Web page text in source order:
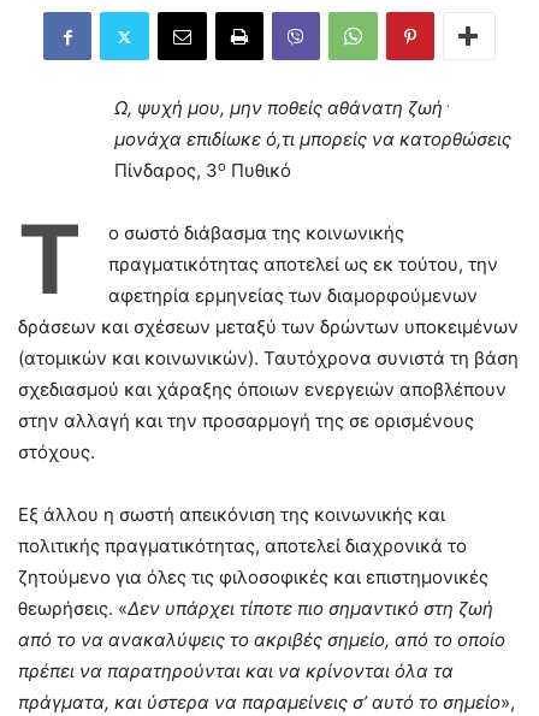
Ω, ψυχή μου, μην ποθείς αθάνατη ζωή ﮲
μονάχα επιδίωκε ό,τι μπορείς να κατορθώσεις
Πίνδαρος, 3ο Πυθικό
Τ
ο σωστό διάβασμα της κοινωνικής
πραγματικότητας αποτελεί ως εκ τούτου, την
αφετηρία ερμηνείας των διαμορφούμενων
δράσεων και σχέσεων μεταξύ των δρώντων υποκειμένων
(ατομικών και κοινωνικών). Ταυτόχρονα συνιστά τη βάση
σχεδιασμού και χάραξης όποιων ενεργειών αποβλέπουν
στην αλλαγή και την προσαρμογή της σε ορισμένους
στόχους.
Εξ άλλου η σωστή απεικόνιση της κοινωνικής και
πολιτικής πραγματικότητας, αποτελεί διαχρονικά το
ζητούμενο για όλες τις φιλοσοφικές και επιστημονικές
θεωρήσεις. «Δεν υπάρχει τίποτε πιο σημαντικό στη ζωή
από το να ανακαλύψεις το ακριβές σημείο, από το οποίο
πρέπει να παρατηρούνται και να κρίνονται όλα τα
πράγματα, και ύστερα να παραμείνεις σ’ αυτό το σημείο»,